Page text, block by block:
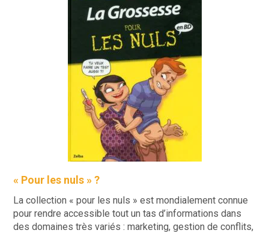
« Pour les nuls » ?
La collection « pour les nuls » est mondialement connue
pour rendre accessible tout un tas d’informations dans
des domaines très variés : marketing, gestion de conflits,